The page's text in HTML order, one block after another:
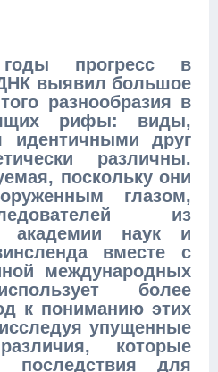
прогресс в
выявил большое
разнообразия в
рифы: виды,
идентичными друг
различны.
поскольку они
глазом,
из
академии наук и
вместе с
международных
более
к пониманию этих
упущенные
которые
последствия для